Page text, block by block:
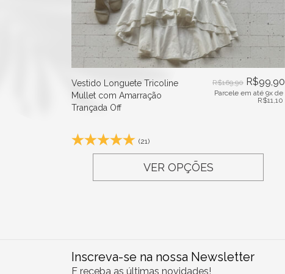
Vestido Longuete Tricoline
Mullet com Amarração
Trançada Off
R$169,90 R$99,90
Parcele em até 9x de
R$11,10
(21)
VER OPÇÕES
Inscreva-se na nossa Newsletter
E receba as últimas novidades!